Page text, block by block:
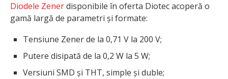
Diodele Zenerdisponibile în oferta Diotec acoperă o
gamă largă de parametri și formate:
Tensiune Zener de la 0,71 V la 200 V;
Putere disipată de la 0,2 W la 5 W;
Versiuni SMD și THT, simple și duble;